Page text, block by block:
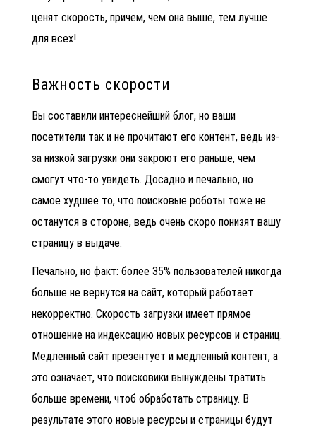
ценят скорость, причем, чем она выше, тем лучше
для всех!
Важность скорости
Вы составили интереснейший блог, но ваши
посетители так и не прочитают его контент, ведь из-
за низкой загрузки они закроют его раньше, чем
смогут что-то увидеть. Досадно и печально, но
самое худшее то, что поисковые роботы тоже не
останутся в стороне, ведь очень скоро понизят вашу
страницу в выдаче.
Печально, но факт: более 35% пользователей никогда
больше не вернутся на сайт, который работает
некорректно. Скорость загрузки имеет прямое
отношение на индексацию новых ресурсов и страниц.
Медленный сайт презентует и медленный контент, а
это означает, что поисковики вынуждены тратить
больше времени, чтоб обработать страницу. В
результате этого новые ресурсы и страницы будут